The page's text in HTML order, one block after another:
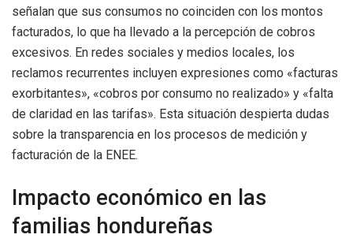
señalan que sus consumos no coinciden con los montos
facturados, lo que ha llevado a la percepción de cobros
excesivos. En redes sociales y medios locales, los
reclamos recurrentes incluyen expresiones como «facturas
exorbitantes», «cobros por consumo no realizado» y «falta
de claridad en las tarifas». Esta situación despierta dudas
sobre la transparencia en los procesos de medición y
facturación de la ENEE.
Impacto económico en las
familias hondureñas